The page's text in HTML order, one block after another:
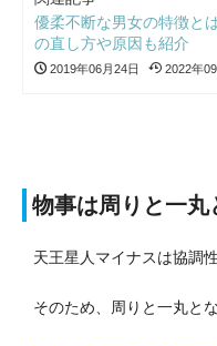
優柔不断な男女の特徴と
の直し方や原因も紹介
2019年06月24日 2022年
物事は周りと一
天王星人マイナスは協調
そのため、周りと一丸と